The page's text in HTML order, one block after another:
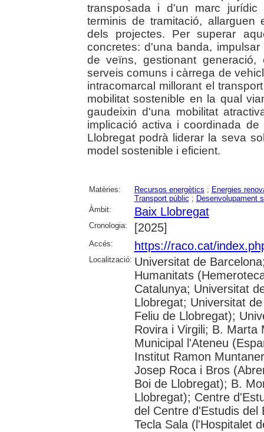
transposada i d'un marc jurídic
terminis de tramitació,
dels projectes. Per superar
concretes: d'una banda,
de veïns, gestionant
serveis comuns i càrrega de
intracomarcal millorant el
mobilitat sostenible en la qual
gaudeixin d'una mobilitat
implicació activa i coordinada
Llobregat podrà liderar la seva
model sostenible i eficient.
Matèries: Recursos energètics ; Energies
Transport públic ; Desenvolupament
Àmbit:
Baix Llobregat
Cronologia: [2025]
Accés: https://raco.cat/
Localització: Universitat de
Humanitats
Catalunya; Universitat
Llobregat; Universitat
Feliu de Llobregat);
Rovira i Virgili; B. Marta
Municipal l'Ateneu
Institut Ramon
Josep Roca i Bros
Boi de Llobregat); B.
Llobregat); Centre
del Centre d'Estudis del
Tecla Sala (l'Hospitalet